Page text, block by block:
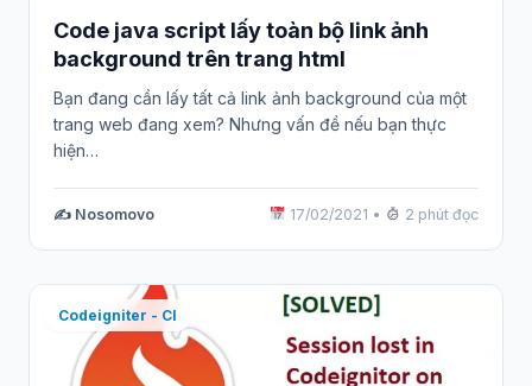
Code java script lấy toàn bộ link ảnh
background trên trang html
Bạn đang cần lấy tất cả link ảnh background của một
trang web đang xem? Nhưng vấn đề nếu bạn thực
hiện…
✍️ Nosomovo 17/02/2021 • 2 phút đọc
Codeigniter - CI